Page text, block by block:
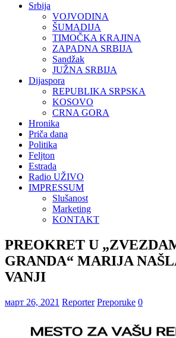
Srbija
VOJVODINA
ŠUMADIJA
TIMOČKA KRAJINA
ZAPADNA SRBIJA
Sandžak
JUŽNA SRBIJA
Dijaspora
REPUBLIKA SRPSKA
KOSOVO
CRNA GORA
Hronika
Priča dana
Politika
Feljton
Estrada
Radio UŽIVO
IMPRESSUM
Slušanost
Marketing
KONTAKT
PREOKRET U
GRANDA“ MARIJA
VANJI
март 26, 2021 Reporter Preporuke 0